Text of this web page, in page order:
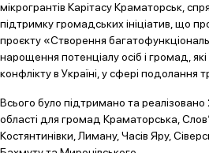
мікрогрантів Карітасу Краматорськ,
підтримку громадських ініціатив, що
проєкту «Створення
нарощення потенціалу осіб і громад,
конфлікту в Україні, у сфері подолання
Всього було підтримано та
області для громад Краматорська,
Костянтинівки, Лиману, Часів Яру,